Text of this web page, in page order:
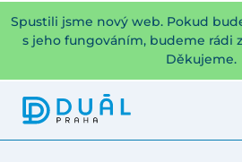
Spustili jsme nový web. Pokud
s jeho fungováním, budeme rádi
Děkujeme.